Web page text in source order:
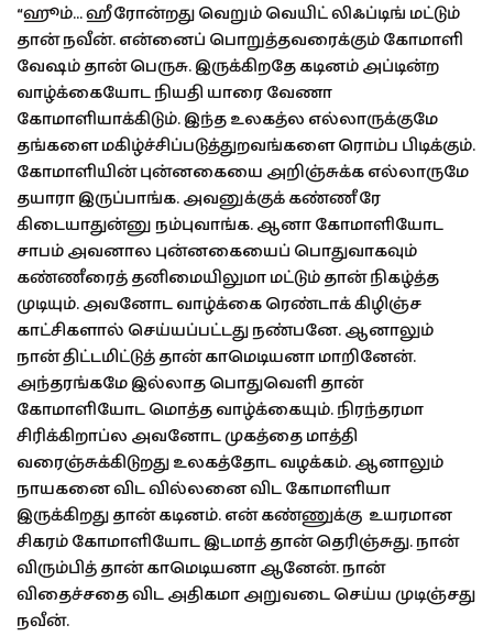
“ஹூம்… ஹீரோன்றது வெறும் வெயிட் லிஃப்டிங் மட்டும்
தான் நவீன். என்னைப் பொறுத்தவரைக்கும் கோமாளி
வேஷம் தான் பெருசு. இருக்கிறதே கடினம் அப்டின்ற
வாழ்க்கையோட நியதி யாரை வேணா
கோமாளியாக்கிடும். இந்த உலகத்ல எல்லாருக்குமே
தங்களை மகிழ்ச்சிப்படுத்துறவங்களை ரொம்ப பிடிக்கும்.
கோமாளியின் புன்னகையை அறிஞ்சுக்க எல்லாருமே
தயாரா இருப்பாங்க. அவனுக்குக் கண்ணீரே
கிடையாதுன்னு நம்புவாங்க. ஆனா கோமாளியோட
சாபம் அவனால புன்னகையைப் பொதுவாகவும்
கண்ணீரைத் தனிமையிலுமா மட்டும் தான் நிகழ்த்த
முடியும். அவனோட வாழ்க்கை ரெண்டாக் கிழிஞ்ச
காட்சிகளால் செய்யப்பட்டது நண்பனே. ஆனாலும்
நான் திட்டமிட்டுத் தான் காமெடியனா மாறினேன்.
அந்தரங்கமே இல்லாத பொதுவெளி தான்
கோமாளியோட மொத்த வாழ்க்கையும். நிரந்தரமா
சிரிக்கிறாப்ல அவனோட முகத்தை மாத்தி
வரைஞ்சுக்கிடுறது உலகத்தோட வழக்கம். ஆனாலும்
நாயகனை விட வில்லனை விட கோமாளியா
இருக்கிறது தான் கடினம். என் கண்ணுக்கு உயரமான
சிகரம் கோமாளியோட இடமாத் தான் தெரிஞ்சுது. நான்
விரும்பித் தான் காமெடியனா ஆனேன். நான்
விதைச்சதை விட அதிகமா அறுவடை செய்ய முடிஞ்சது
நவீன்.